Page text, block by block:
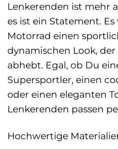
Lenkerenden ist mehr
es ist ein Statement.
Motorrad einen
dynamischen Look,
abhebt. Egal, ob Du
Supersportler, einen
oder einen eleganten
Lenkerenden passen
Hochwertige